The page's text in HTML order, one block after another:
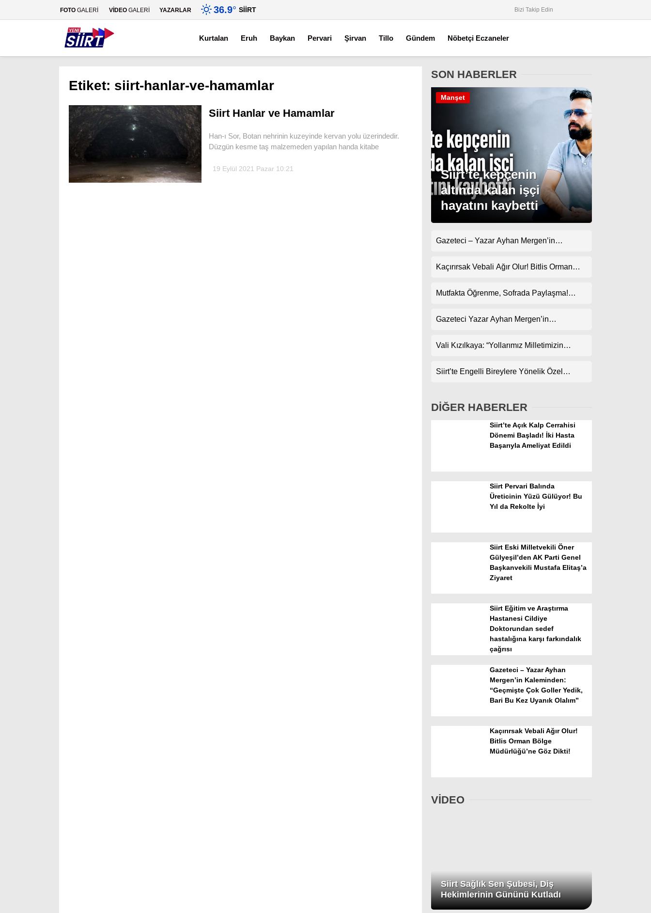
Gündem
Dünya
Spor
Facebook
Youtube
FOTO GALERİ VİDEO GALERİ YAZARLAR 36.9° SIIRT Bizi Takip Edin
Kurtalan Eruh Baykan Pervari Şirvan Tillo Gündem Nöbetçi Eczaneler
Etiket: siirt-hanlar-ve-hamamlar
Siirt Hanlar ve Hamamlar
Han-ı Sor, Botan nehrinin kuzeyinde kervan yolu üzerindedir.
Düzgün kesme taş malzemeden yapılan handa kitabe
19 Eylül 2021 Pazar 10:21
SON HABERLER
Siirt’te kepçenin
altında kalan işçi
hayatını kaybetti
Manşet
Gazeteci – Yazar Ayhan Mergen’in
Bari Bu Kez Uyanık Olalım”
Kaçırırsak Vebali Ağır Olur! Bitlis Orman
Mutfakta Öğrenme, Sofrada Paylaşma!
Etkinliği
Gazeteci Yazar Ayhan Mergen’in
Koyulan Bir Dönem”
Vali Kızılkaya: “Yollarımız Milletimizin
Siirt’te Engelli Bireylere Yönelik Özel
DİĞER HABERLER
Siirt’te Açık Kalp Cerrahisi
Dönemi Başladı! İki Hasta
Başarıyla Ameliyat Edildi
Siirt Pervari Balında
Üreticinin Yüzü Gülüyor! Bu
Yıl da Rekolte İyi
Siirt Eski Milletvekili Öner
Gülyeşil’den AK Parti Genel
Başkanvekili Mustafa Elitaş’a
Ziyaret
Siirt Eğitim ve Araştırma
Hastanesi Cildiye
Doktorundan sedef
hastalığına karşı farkındalık
çağrısı
Gazeteci – Yazar Ayhan
Mergen’in Kaleminden:
“Geçmişte Çok Goller Yedik,
Bari Bu Kez Uyanık Olalım”
Kaçırırsak Vebali Ağır Olur!
Bitlis Orman Bölge
Müdürlüğü’ne Göz Dikti!
VİDEO
Siirt Sağlık Sen Şubesi, Diş
Hekimlerinin Gününü Kutladı